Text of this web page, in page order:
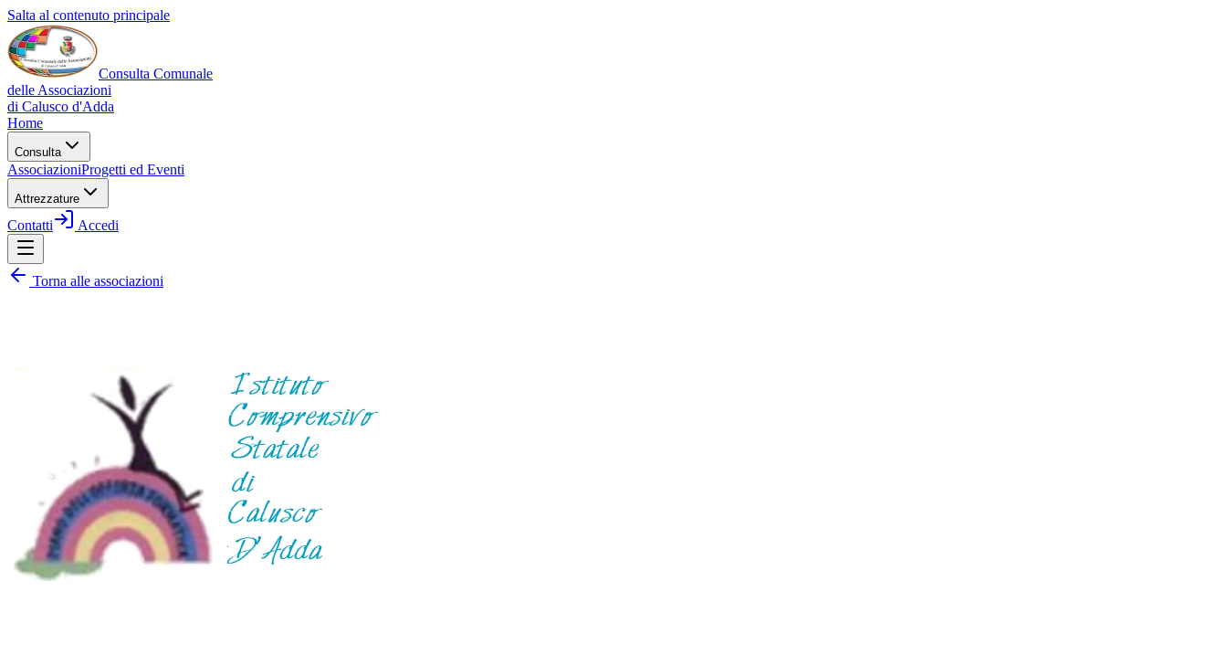
Salta al contenuto principale
Consulta Comunale
delle Associazioni
di Calusco d'Adda
Home
Consulta
AssociazioniProgetti ed Eventi
Attrezzature
Contatti Accedi
Torna alle associazioni